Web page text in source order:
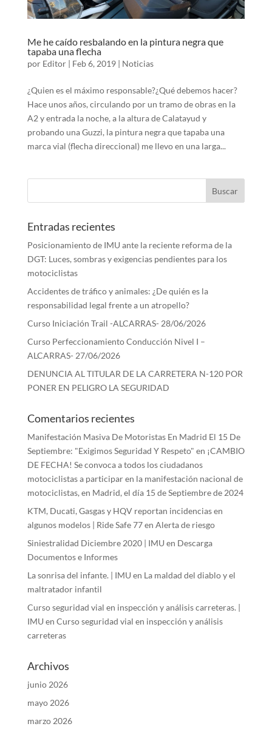
Me he caído resbalando en la pintura negra que
tapaba una flecha
por Editor| Feb 6, 2019| Noticias
¿Quien es el máximo responsable?¿Qué debemos hacer?
Hace unos años, circulando por un tramo de obras en la
A2 y entrada la noche, a la altura de Calatayud y
probando una Guzzi, la pintura negra que tapaba una
marca vial (flecha direccional) me llevo en una larga...
Entradas recientes
Posicionamiento de IMU ante la reciente reforma de la
DGT: Luces, sombras y exigencias pendientes para los
motociclistas
Accidentes de tráfico y animales: ¿De quién es la
responsabilidad legal frente a un atropello?
Curso Iniciación Trail -ALCARRAS- 28/06/2026
Curso Perfeccionamiento Conducción Nivel I –
ALCARRAS- 27/06/2026
DENUNCIA AL TITULAR DE LA CARRETERA N-120 POR
PONER EN PELIGRO LA SEGURIDAD
Comentarios recientes
Manifestación Masiva De Motoristas En Madrid El 15 De
Septiembre: "Exigimos Seguridad Y Respeto" en ¡CAMBIO
DE FECHA! Se convoca a todos los ciudadanos
motociclistas a participar en la manifestación nacional de
motociclistas, en Madrid, el día 15 de Septiembre de 2024
KTM, Ducati, Gasgas y HQV reportan incidencias en
algunos modelos | Ride Safe 77en Alerta de riesgo
Siniestralidad Diciembre 2020 | IMU en Descarga
Documentos e Informes
La sonrisa del infante. | IMU en La maldad del diablo y el
maltratador infantil
Curso seguridad vial en inspección y análisis carreteras. |
IMU en Curso seguridad vial en inspección y análisis
carreteras
Archivos
junio 2026
mayo 2026
marzo 2026